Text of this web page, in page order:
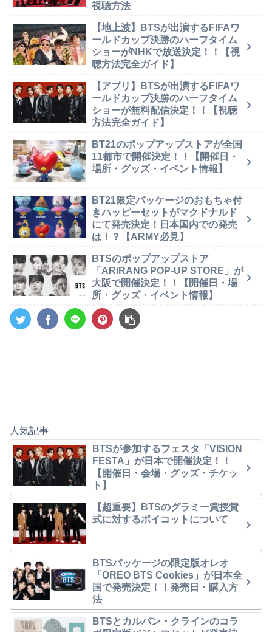
視聴方法
【地上波】BTSが出演するFIFAワ
ールドカップ決勝のハーフタイム
ショーがNHKで放送決定！！【視
聴方法完全ガイド】
【アプリ】BTSが出演するFIFAワ
ールドカップ決勝のハーフタイム
ショーが無料配信決定！！【視聴
方法完全ガイド】
BT21のポップアップストアが全国
11都市で開催決定！！【開催日・
場所・グッズ・イベント情報】
BT21限定パッケージのおもちゃ付
きハッピーセットがマクドナルド
にて発売決定！日本国内での発売
は！？【ARMY必見】
BTSのポップアップストア
「ARIRANG POP-UP STORE」が
大阪で開催決定！！【開催日・場
所・グッズ・イベント情報】
人気記事
BTSが参加するフェスタ「VISION
FESTA」が日本で開催決定！！
【開催日・会場・グッズ・チケッ
ト】
【超重要】BTSのグラミー賞授賞
式に対するボイコットについて
BTSパッケージの限定版オレオ
「OREO BTS Cookies」が日本全
国で発売決定！！発売日・購入方
法
BTSとカルバン・クラインのコラ